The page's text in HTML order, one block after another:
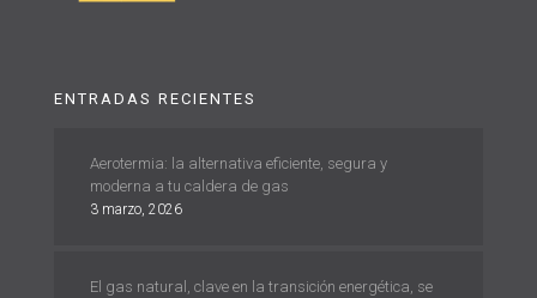
ENTRADAS RECIENTES
Aerotermia: la alternativa eficiente, segura y
moderna a tu caldera de gas
3 marzo, 2026
El gas natural, clave en la transición energética, se